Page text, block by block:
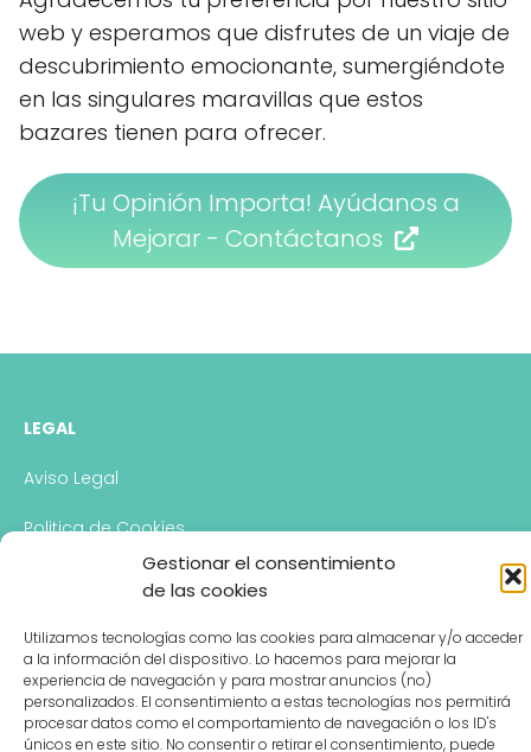
Gestionar el consentimiento
de las cookies
Utilizamos tecnologías como las cookies para almacenar y/o acceder
a la información del dispositivo. Lo hacemos para mejorar la
experiencia de navegación y para mostrar anuncios (no)
personalizados. El consentimiento a estas tecnologías nos permitirá
procesar datos como el comportamiento de navegación o los ID's
únicos en este sitio. No consentir o retirar el consentimiento, puede
web y esperamos que disfrutes de un viaje de
descubrimiento emocionante, sumergiéndote
en las singulares maravillas que estos
bazares tienen para ofrecer.
¡Tu Opinión Importa! Ayúdanos a
Mejorar - Contáctanos
LEGAL
Aviso Legal
Politica de Cookies
Politica de Privacidad
Descargo de Responsabilidad
CONTACTO